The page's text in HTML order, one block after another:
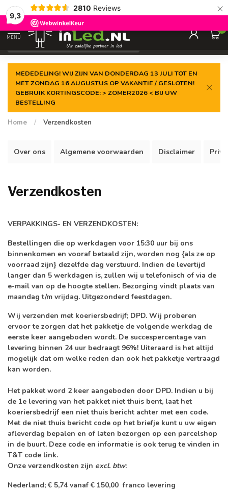
9,3
2810 Reviews ×
Gegarandeerde delaagste prijs
MENU
0
MEDEDELING! WIJ ZIJN VAN DONDERDAG 13 JULI TOT EN
MET ZONDAG 16 AUGUSTUS OP VAKANTIE / GESLOTEN!
GEBRUIK KORTINGSCODE: > ZOMER2026 < BIJ UW
BESTELLING
Home / Verzendkosten
Over ons Algemene voorwaarden Disclaimer
Verzendkosten
VERPAKKINGS- EN VERZENDKOSTEN:
Bestellingen die op werkdagen voor 15:30 uur bij ons
binnenkomen en vooraf betaald zijn, worden nog {als ze op
voorraad zijn} dezelfde dag verstuurd. Indien de levertijd
langer dan 5 werkdagen is, zullen wij u telefonisch of via de
e-mail van op de hoogte stellen. Bezorging vindt plaats van
maandag t/m vrijdag. Uitgezonderd feestdagen.
Wij verzenden met koeriersbedrijf; DPD. Wij proberen
ervoor te zorgen dat het pakketje de volgende werkdag de
eerste keer aangeboden wordt. De succespercentage van
levering binnen 24 uur bedraagt 96%! Uiteraard is het altijd
mogelijk dat om welke reden dan ook het pakketje vertraagd
kan worden.
Het pakket word 2 keer aangeboden door DPD. Indien u bij
de 1e levering van het pakket niet thuis bent, laat het
koeriersbedrijf een niet thuis bericht achter met een code.
Met de niet thuis bericht code op het briefje kunt u uw eigen
afleverdag bepalen en of laten bezorgen op een parcelshop
in de buurt. Deze code en informatie is ook terug te vinden in
T&T code link.
Onze verzendkosten zijn excl. btw:
Nederland; € 5,74 vanaf € 150,00 franco levering